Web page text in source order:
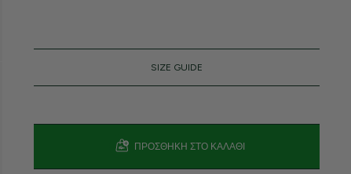
SIZE GUIDE
ΠΡΟΣΘΉΚΗ ΣΤΟ ΚΑΛΆΘΙ